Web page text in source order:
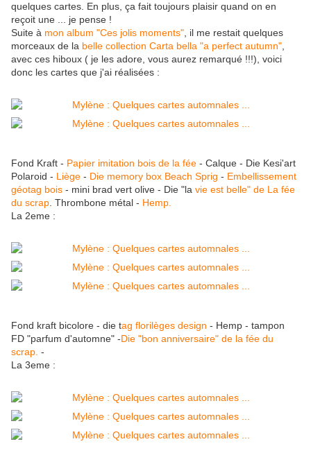
quelques cartes. En plus, ça fait toujours plaisir quand on en
reçoit une ... je pense !
Suite à mon album "Ces jolis moments" , il me restait quelques
morceaux de la belle collection Carta bella "a perfect autumn"
avec ces hiboux ( je les adore, vous aurez remarqué !!!), voici
donc les cartes que j'ai réalisées :
Fond Kraft - Papier imitation bois de la fée - Calque - Die Kesi'art
Polaroid - Liège - Die memory box Beach Sprig - Embellissement
géotag bois - mini brad vert olive - Die "la vie est belle" de La fée
du scrap . Thrombone métal - Hemp.
La 2eme :
Fond kraft bicolore - die tag florilèges design - Hemp - tampon
FD "parfum d'automne" -Die "bon anniversaire" de la fée du
scrap. -
La 3eme :